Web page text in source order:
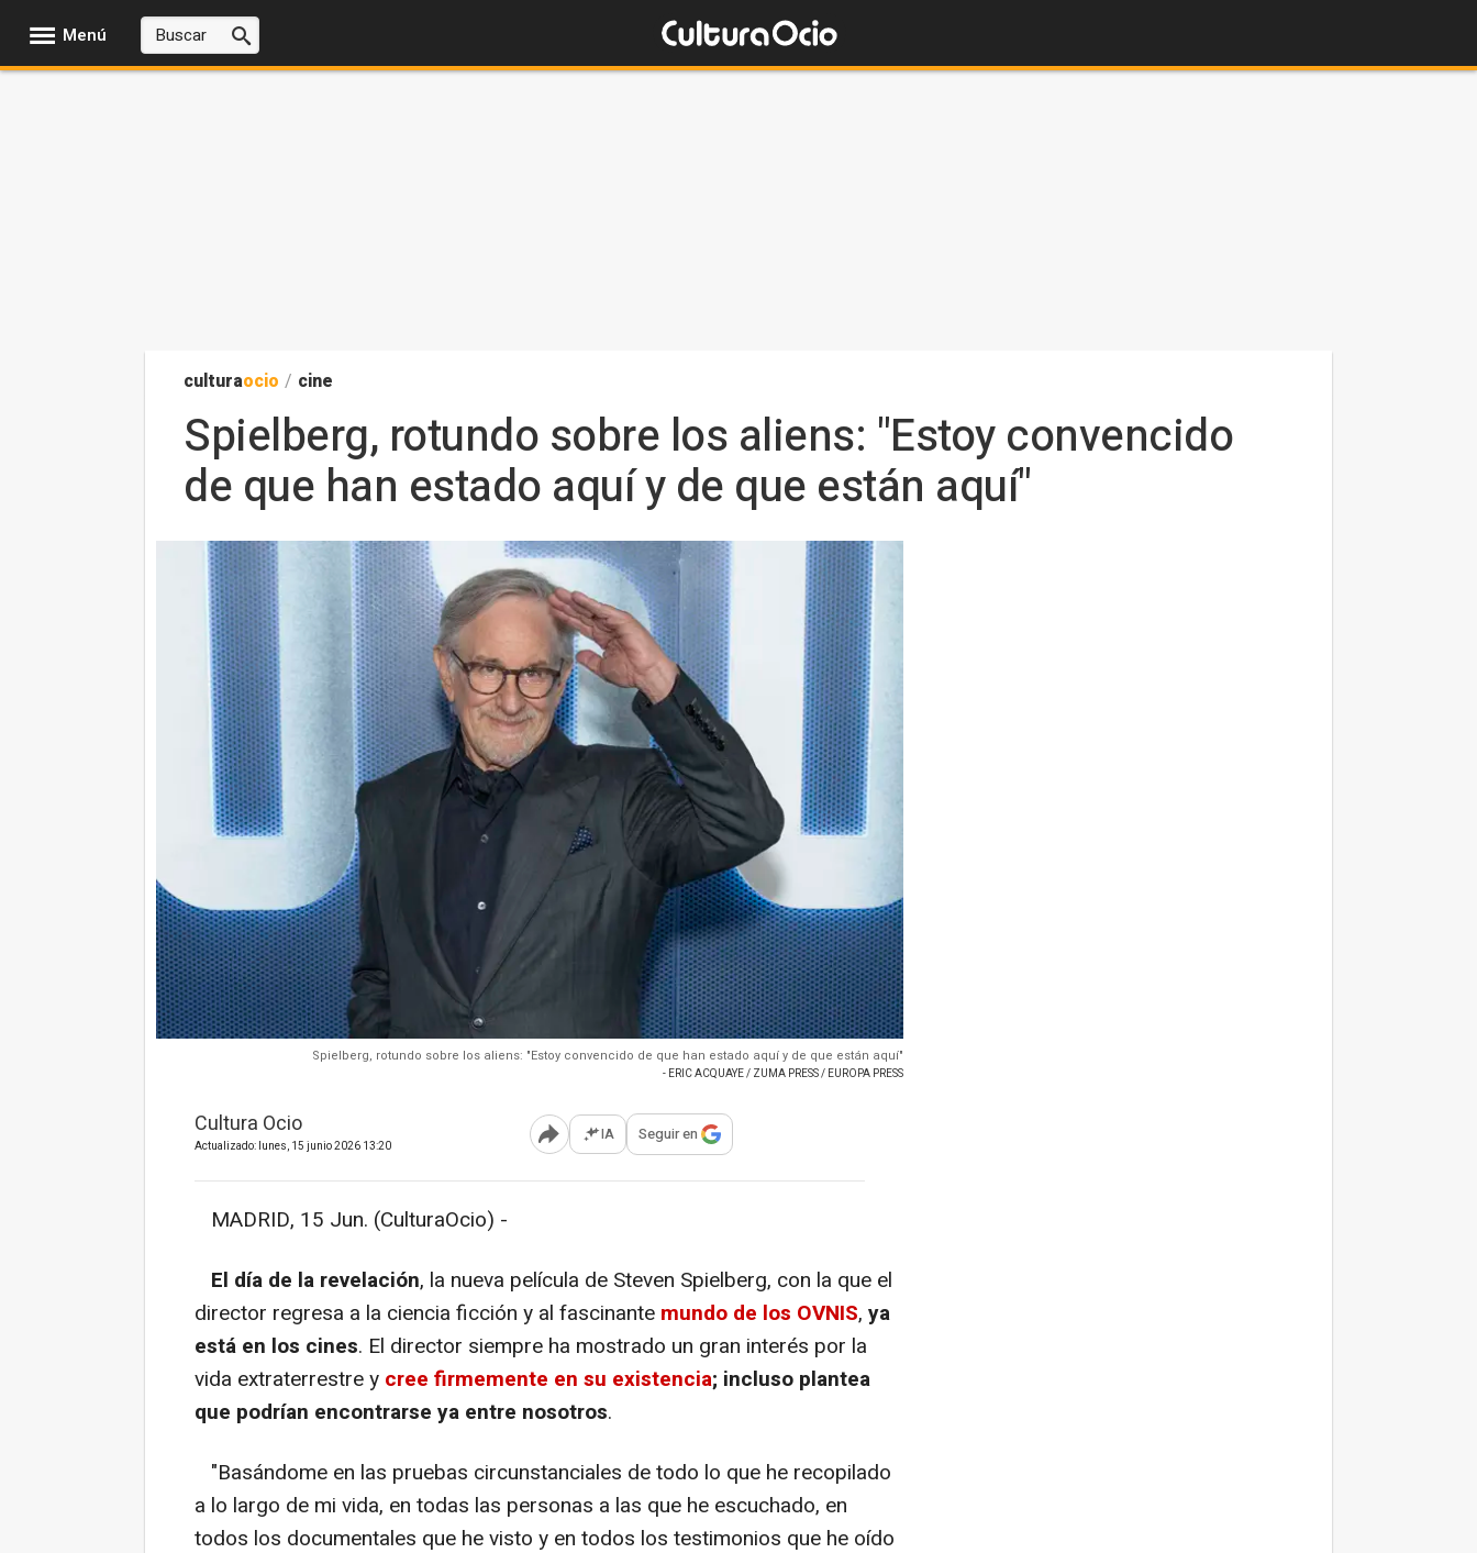
Menú
culturaocio / cine
Spielberg, rotundo sobre los aliens: "Estoy convencido
de que han estado aquí y de que están aquí"
Spielberg, rotundo sobre los aliens: "Estoy convencido de que han estado aquí y de que están aquí"
- ERIC ACQUAYE / ZUMA PRESS / EUROPA PRESS
Cultura Ocio
Actualizado: lunes, 15 junio 2026 13:20 Abrir opciones para compartir
IA Seguir en
MADRID, 15 Jun. (CulturaOcio) -
El día de la revelación, la nueva película de Steven Spielberg, con la que el
director regresa a la ciencia ficción y al fascinante mundo de los OVNIS, ya
está en los cines. El director siempre ha mostrado un gran interés por la
vida extraterrestre y cree firmemente en su existencia; incluso plantea
que podrían encontrarse ya entre nosotros.
"Basándome en las pruebas circunstanciales de todo lo que he recopilado
a lo largo de mi vida, en todas las personas a las que he escuchado, en
todos los documentales que he visto y en todos los testimonios que he oído